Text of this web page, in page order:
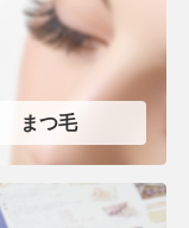
まつ毛